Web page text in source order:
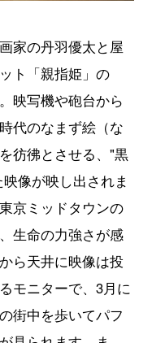
家の丹羽優太と屋
ト「親指姫」の
映写機や砲台から
代のなまず絵（な
彷彿とさせる、"黒
像が映し出されま
京ミッドタウンの
生命の力強さが感
ら天井に映像は投
モニターで、3月に
街中を歩いてパフ